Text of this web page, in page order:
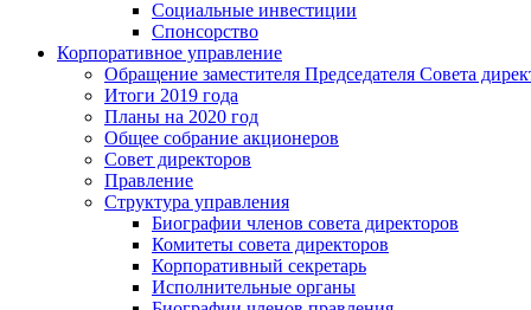
Социальные инвестиции
Спонсорство
Корпоративное управление
Обращение заместителя Председателя Совета
Итоги 2019 года
Планы на 2020 год
Общее собрание акционеров
Совет директоров
Правление
Структура управления
Биографии членов совета директоров
Комитеты совета директоров
Корпоративный секретарь
Исполнительные органы